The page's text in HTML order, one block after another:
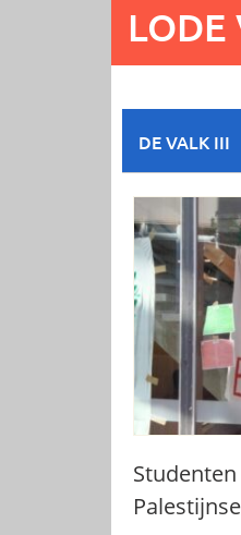
LODE
DE VALK III